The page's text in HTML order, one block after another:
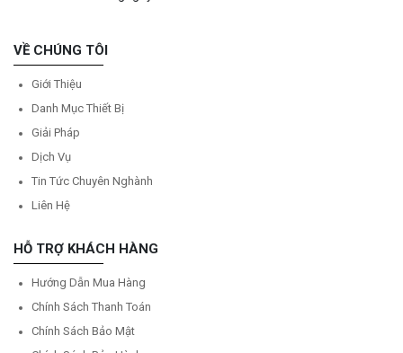
VỀ CHÚNG TÔI
Giới Thiệu
Danh Mục Thiết Bị
Giải Pháp
Dịch Vụ
Tin Tức Chuyên Nghành
Liên Hệ
HỖ TRỢ KHÁCH HÀNG
Hướng Dẫn Mua Hàng
Chính Sách Thanh Toán
Chính Sách Bảo Mật